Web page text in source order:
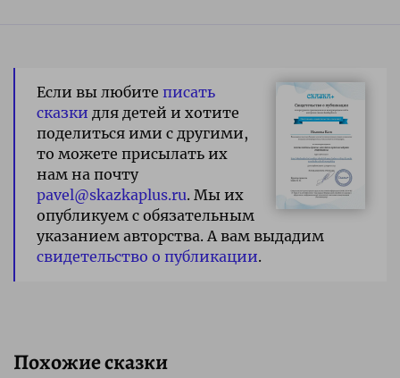
Если вы любите писать
сказки для детей и хотите
поделиться ими с другими,
то можете присылать их
нам на почту
pavel@skazkaplus.ru. Мы их
опубликуем с обязательным
указанием авторства. А вам выдадим
свидетельство о публикации.
Похожие сказки